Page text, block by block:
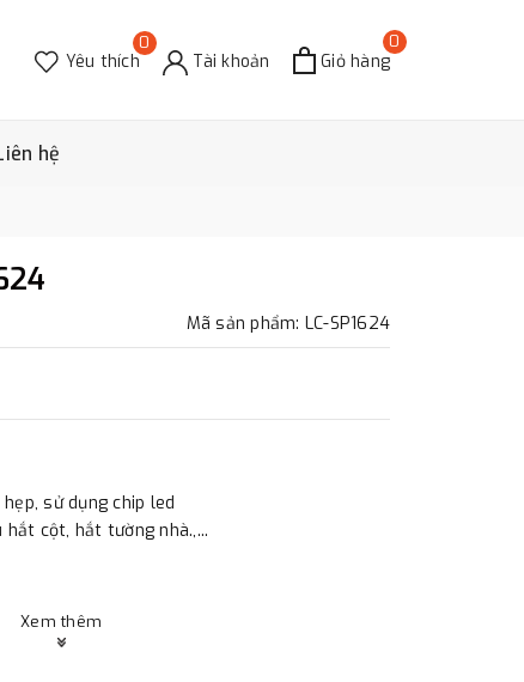
0
Yêu thích Tài khoản
0
Giỏ hàng
hệ
Mã sản phẩm: LC-SP1624
sử dụng chip led
hắt cột, hắt tường nhà.,...
240V / DC24
Xem thêm